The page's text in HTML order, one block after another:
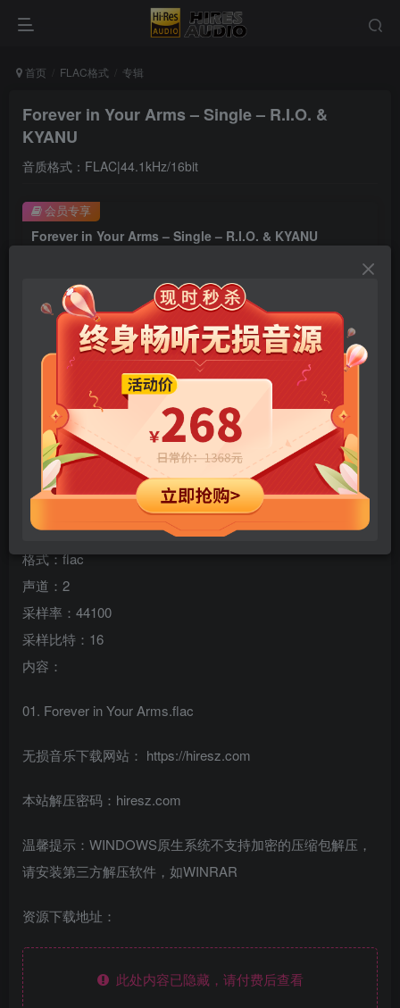
首页 FLAC格式 专辑
Forever in Your Arms – Single – R.I.O. &
KYANU
音质格式：FLAC|44.1kHz/16bit
Forever in Your Arms – Single – R.I.O. & KYANU
￥9.9 限时特惠
￥99
年卡会员免费 永久会员免费
立即购买
您当前未登录！建议登陆后购买，可保存购买订单
会员专享
专辑名称：Forever in Your Arms – Single
歌手：R.I.O. & KYANU
类型：舞曲 音乐
数量：1
格式：flac
声道：2
采样率：44100
采样比特：16
内容：
01. Forever in Your Arms.flac
无损音乐下载网站： https://hiresz.com
本站解压密码：hiresz.com
温馨提示：WINDOWS原生系统不支持加密的压缩包解压，
请安装第三方解压软件，如WINRAR
资源下载地址：
此处内容已隐藏，请付费后查看